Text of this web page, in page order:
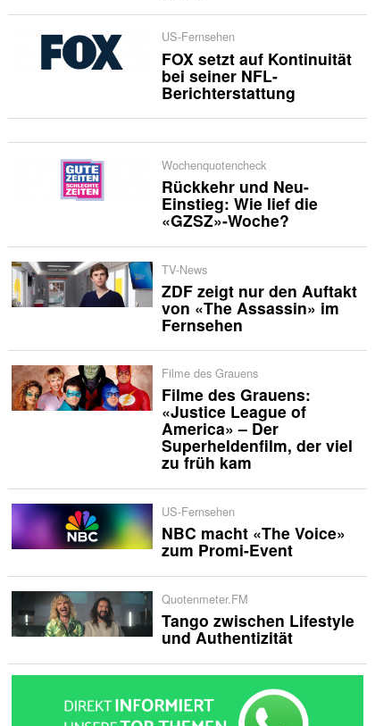
US-Fernsehen
FOX setzt auf Kontinuität
bei seiner NFL-
Berichterstattung
Wochenquotencheck
Rückkehr und Neu-
Einstieg: Wie lief die
«GZSZ»-Woche?
TV-News
ZDF zeigt nur den Auftakt
von «The Assassin» im
Fernsehen
Filme des Grauens
Filme des Grauens:
«Justice League of
America» – Der
Superheldenfilm, der viel
zu früh kam
US-Fernsehen
NBC macht «The Voice»
zum Promi-Event
Quotenmeter.FM
Tango zwischen Lifestyle
und Authentizität